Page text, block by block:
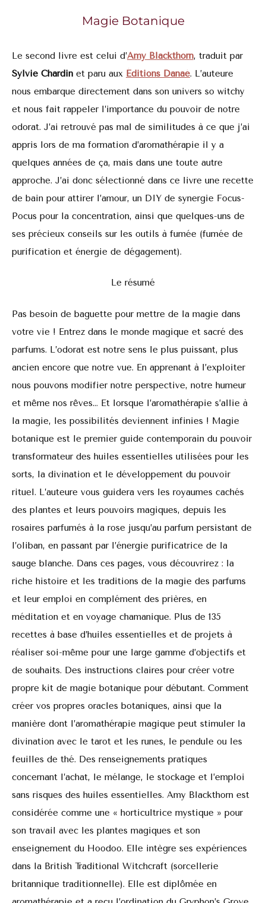
Magie Botanique
Le second livre est celui d’Amy Blackthorn, traduit par
Sylvie Chardin et paru aux Éditions Danaé. L’auteure
nous embarque directement dans son univers so witchy
et nous fait rappeler l’importance du pouvoir de notre
odorat. J’ai retrouvé pas mal de similitudes à ce que j’ai
appris lors de ma formation d’aromathérapie il y a
quelques années de ça, mais dans une toute autre
approche. J’ai donc sélectionné dans ce livre une recette
de bain pour attirer l’amour, un DIY de synergie Focus-
Pocus pour la concentration, ainsi que quelques-uns de
ses précieux conseils sur les outils à fumée (fumée de
purification et énergie de dégagement).
Le résumé
Pas besoin de baguette pour mettre de la magie dans
votre vie ! Entrez dans le monde magique et sacré des
parfums. L’odorat est notre sens le plus puissant, plus
ancien encore que notre vue. En apprenant à l’exploiter
nous pouvons modifier notre perspective, notre humeur
et même nos rêves… Et lorsque l’aromathérapie s’allie à
la magie, les possibilités deviennent infinies ! Magie
botanique est le premier guide contemporain du pouvoir
transformateur des huiles essentielles utilisées pour les
sorts, la divination et le développement du pouvoir
rituel. L’auteure vous guidera vers les royaumes cachés
des plantes et leurs pouvoirs magiques, depuis les
rosaires parfumés à la rose jusqu’au parfum persistant de
l’oliban, en passant par l’énergie purificatrice de la
sauge blanche. Dans ces pages, vous découvrirez : la
riche histoire et les traditions de la magie des parfums
et leur emploi en complément des prières, en
méditation et en voyage chamanique. Plus de 135
recettes à base d’huiles essentielles et de projets à
réaliser soi-même pour une large gamme d’objectifs et
de souhaits. Des instructions claires pour créer votre
propre kit de magie botanique pour débutant. Comment
créer vos propres oracles botaniques, ainsi que la
manière dont l’aromathérapie magique peut stimuler la
divination avec le tarot et les runes, le pendule ou les
feuilles de thé. Des renseignements pratiques
concernant l’achat, le mélange, le stockage et l’emploi
sans risques des huiles essentielles. Amy Blackthorn est
considérée comme une « horticultrice mystique » pour
son travail avec les plantes magiques et son
enseignement du Hoodoo. Elle intègre ses expériences
dans la British Traditional Witchcraft (sorcellerie
britannique traditionnelle). Elle est diplômée en